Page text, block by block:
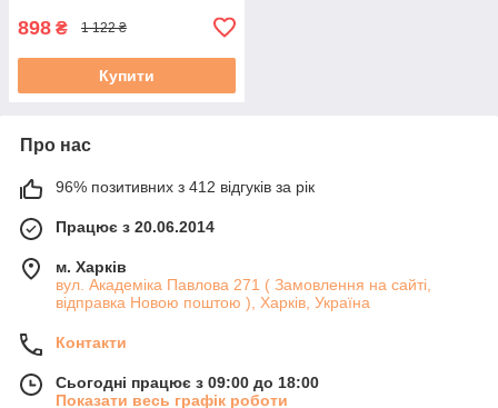
898 ₴ 1 122 ₴
Купити
Про нас
96% позитивних з 412 відгуків за рік
Працює з 20.06.2014
м. Харків
вул. Академіка Павлова 271 ( Замовлення на сайті,
відправка Новою поштою ), Харків, Україна
Контакти
Сьогодні працює з 09:00 до 18:00
Показати весь графік роботи